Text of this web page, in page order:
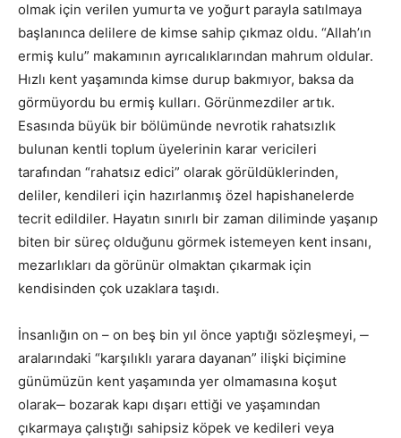
olmak için verilen yumurta ve yoğurt parayla satılmaya
başlanınca delilere de kimse sahip çıkmaz oldu. “Allah’ın
ermiş kulu” makamının ayrıcalıklarından mahrum oldular.
Hızlı kent yaşamında kimse durup bakmıyor, baksa da
görmüyordu bu ermiş kulları. Görünmezdiler artık.
Esasında büyük bir bölümünde nevrotik rahatsızlık
bulunan kentli toplum üyelerinin karar vericileri
tarafından “rahatsız edici” olarak görüldüklerinden,
deliler, kendileri için hazırlanmış özel hapishanelerde
tecrit edildiler. Hayatın sınırlı bir zaman diliminde yaşanıp
biten bir süreç olduğunu görmek istemeyen kent insanı,
mezarlıkları da görünür olmaktan çıkarmak için
kendisinden çok uzaklara taşıdı.
İnsanlığın on – on beş bin yıl önce yaptığı sözleşmeyi, ‒
aralarındaki “karşılıklı yarara dayanan” ilişki biçimine
günümüzün kent yaşamında yer olmamasına koşut
olarak‒ bozarak kapı dışarı ettiği ve yaşamından
çıkarmaya çalıştığı sahipsiz köpek ve kedileri veya